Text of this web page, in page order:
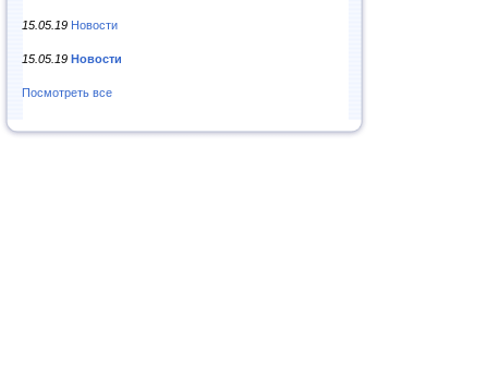
15.05.19 Новости
15.05.19 Новости
Посмотреть все